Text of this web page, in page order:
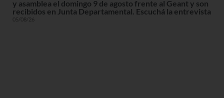
y asamblea el domingo 9 de agosto frente al Geant y son
recibidos en Junta Departamental. Escuchá la entrevista
05/08/26